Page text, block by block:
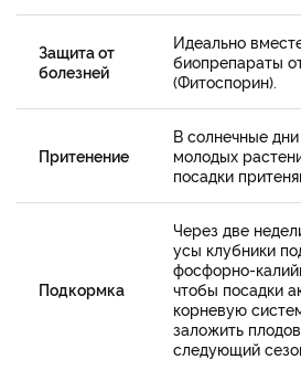
Защита от
болезней
Идеально
биопрепараты
(Фитоспорин).
Притенение
В солнечные
молодых
посадки
Подкормка
Через две
усы клубники
фосфорно-
чтобы посадки
корневую
заложить
следующий